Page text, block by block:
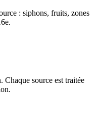
: siphons, fruits, zones
source est traitée